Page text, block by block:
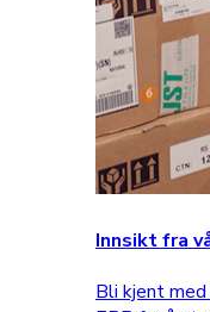
Innsikt fra
Bli kjent med